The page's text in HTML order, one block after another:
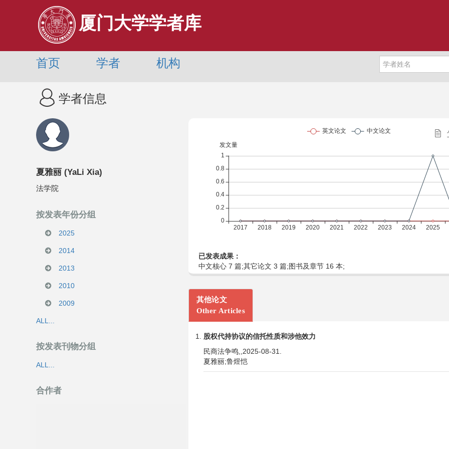
厦门大学学者库
首页 学者 机构
学者信息
夏雅丽 (YaLi Xia)
法学院
按发表年份分组
2025
2014
2013
2010
2009
ALL...
按发表刊物分组
ALL...
合作者
已发表成果：
中文核心 7 篇;其它论文 3 篇;图书及章节 16 本;
其他论文
Other Articles
股权代持协议的信托性质和涉他效力
民商法争鸣,,2025-08-31.
夏雅丽;鲁煜恺